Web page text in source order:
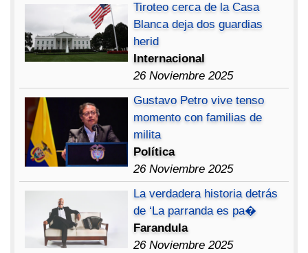
Tiroteo cerca de la Casa
Blanca deja dos guardias
herid
Internacional
26 Noviembre 2025
Gustavo Petro vive tenso
momento con familias de
milita
Política
26 Noviembre 2025
La verdadera historia detrás
de ‘La parranda es pa�
Farandula
26 Noviembre 2025